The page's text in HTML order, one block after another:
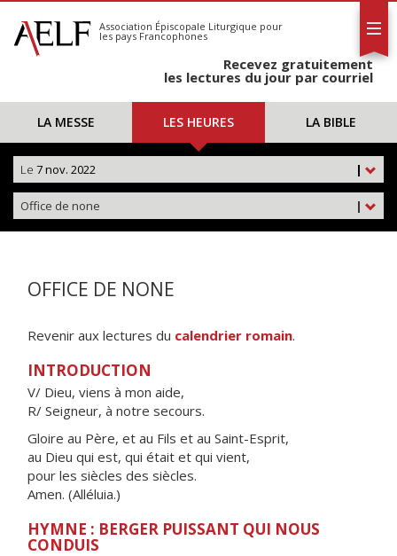
S'abonner
Calendrier
Association Épiscopale Liturgique pour
les pays Francophones
Recevez gratuitement
les lectures du jour par courriel
LA MESSE LES HEURES LA BIBLE
|
Le 7 nov. 2022
|
Office de none
OFFICE DE NONE
Revenir aux lectures du calendrier romain.
INTRODUCTION
V/ Dieu, viens à mon aide,
R/ Seigneur, à notre secours.
Gloire au Père, et au Fils et au Saint-Esprit,
au Dieu qui est, qui était et qui vient,
pour les siècles des siècles.
Amen. (Alléluia.)
HYMNE : BERGER PUISSANT QUI NOUS
CONDUIS